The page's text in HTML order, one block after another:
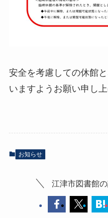
安全を考慮しての休館
いますようお願い申し上
お知らせ
江津市図書館